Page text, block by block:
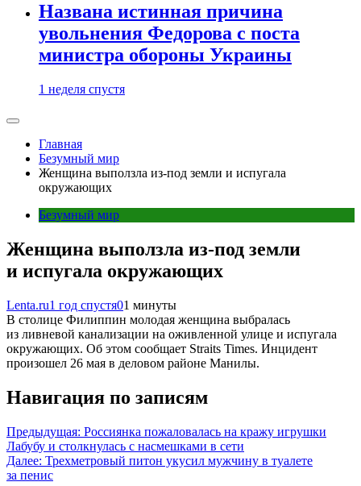
Названа истинная причина
увольнения Федорова с поста
министра обороны Украины
1 неделя спустя
Главная
Безумный мир
Женщина выползла из-под земли и испугала
окружающих
Безумный мир
Женщина выползла из-под земли
и испугала окружающих
Lenta.ru1 год спустя01 минуты
В столице Филиппин молодая женщина выбралась
из ливневой канализации на оживленной улице и испугала
окружающих. Об этом сообщает Straits Times. Инцидент
произошел 26 мая в деловом районе Манилы.
Навигация по записям
Предыдущая: Россиянка пожаловалась на кражу игрушки
Лабубу и столкнулась с насмешками в сети
Далее: Трехметровый питон укусил мужчину в туалете
за пенис